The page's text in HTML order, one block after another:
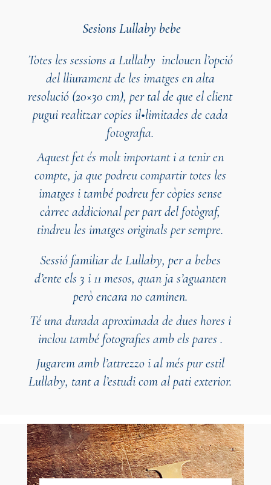
Sesions Lullaby bebe
Totes les sessions a Lullaby inclouen l’opció
del lliurament de les imatges en alta
resolució (20×30 cm), per tal de que el client
pugui realitzar copies il•limitades de cada
fotografia.
Aquest fet és molt important i a tenir en
compte, ja que podreu compartir totes les
imatges i també podreu fer còpies sense
càrrec addicional per part del fotògraf,
tindreu les imatges originals per sempre.
Sessió familiar de Lullaby, per a bebes
d’ente els 3 i 11 mesos, quan ja s’aguanten
però encara no caminen.
Té una durada aproximada de dues hores i
inclou també fotografies amb els pares .
Jugarem amb l’attrezzo i al més pur estil
Lullaby, tant a l’estudi com al pati exterior.